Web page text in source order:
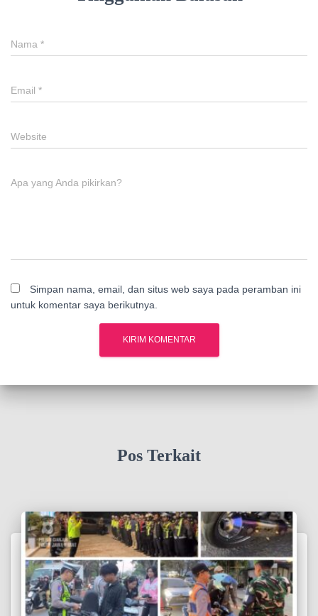
Nama *
Email *
Website
Apa yang Anda pikirkan?
Simpan nama, email, dan situs web saya pada peramban ini
untuk komentar saya berikutnya.
Pos Terkait